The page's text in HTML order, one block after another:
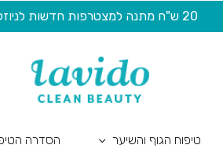
20 ש"ח מתנה למצטרפות חדשות לניוזלטר
טיפוח הגוף והשיער הסדרה